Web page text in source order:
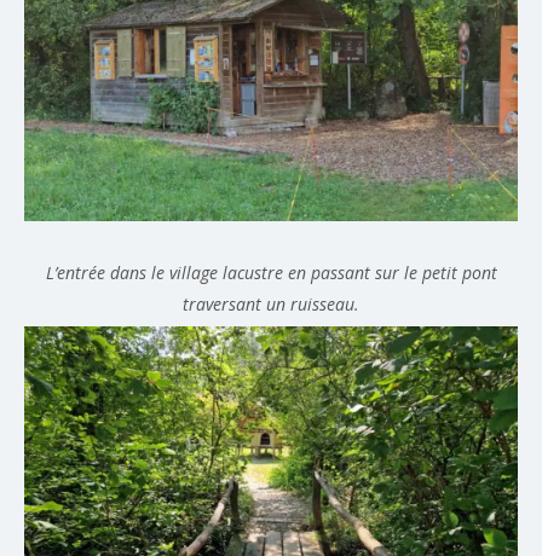
L’entrée dans le village lacustre en passant sur le petit pont
traversant un ruisseau.